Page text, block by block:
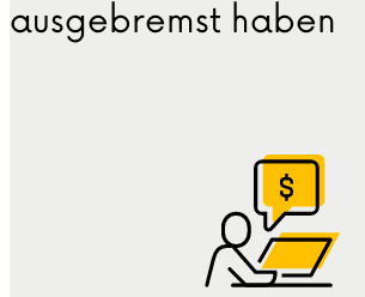
ausgebremst haben